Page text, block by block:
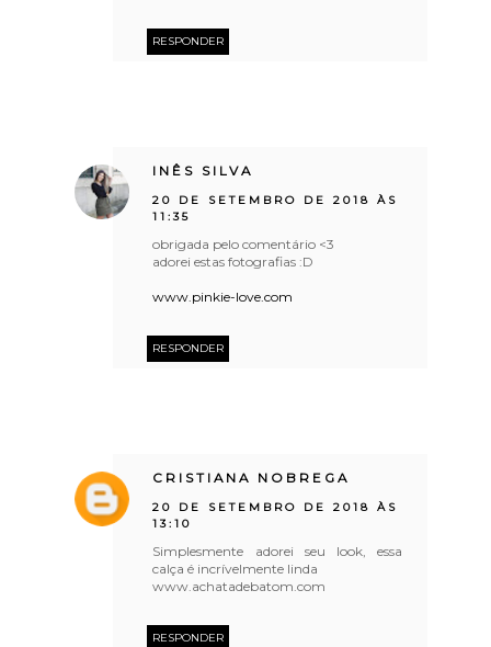
RESPONDER
INÊS SILVA
20 DE SETEMBRO DE 2018 ÀS
11:35
obrigada pelo comentário <3
adorei estas fotografias :D
www.pinkie-love.com
RESPONDER
CRISTIANA NOBREGA
20 DE SETEMBRO DE 2018 ÀS
13:10
Simplesmente adorei seu look, essa
calça é incrívelmente linda
www.achatadebatom.com
RESPONDER